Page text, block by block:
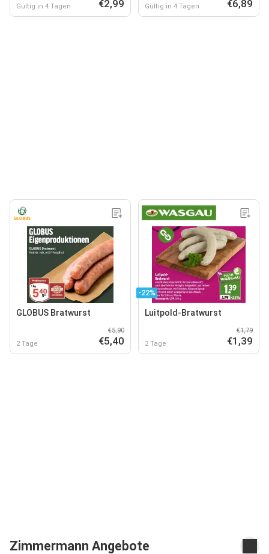
Gültig in 4 Tagen €2,99 Gültig in 4 Tagen €6,89
GLOBUS Bratwurst
2 Tage
€5,90
€5,40
-22%
Luitpold-Bratwurst
2 Tage
€1,79
€1,39
Zimmermann Angebote